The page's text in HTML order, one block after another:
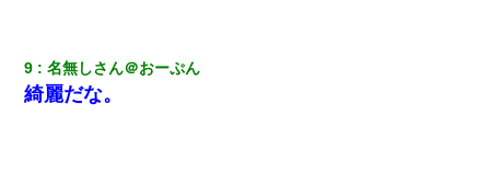
なかったの？（泣」
9 名無しさん＠おーぷん
綺麗だな。